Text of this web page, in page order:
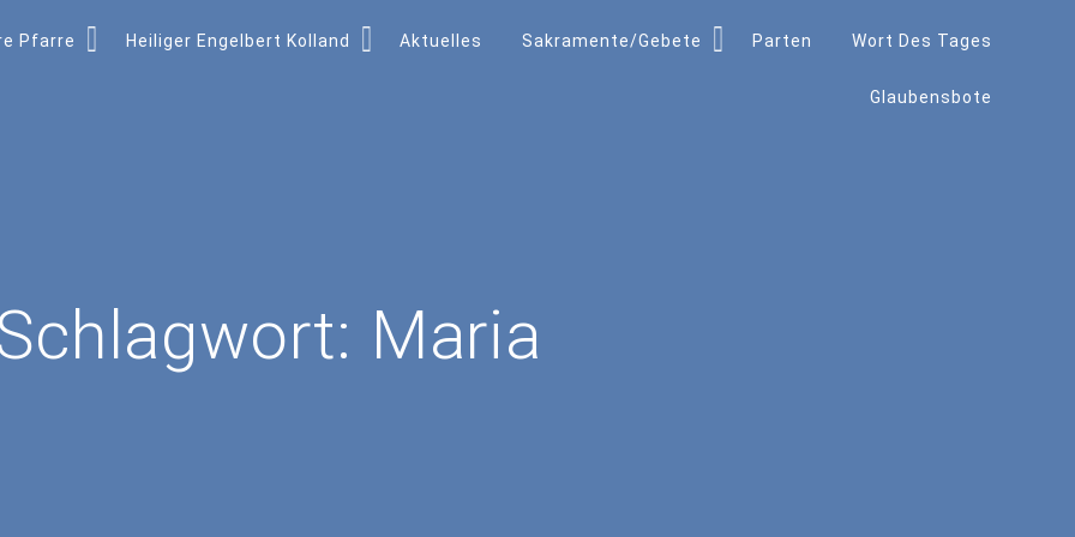
Pfarre Heiliger Engelbert Kolland Aktuelles Sakramente/Gebete Parten Wort Des Tages
Glaubensbote
Maria